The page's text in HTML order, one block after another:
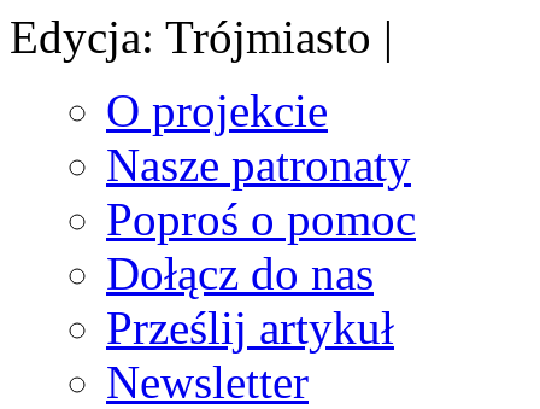
Edycja: Trójmiasto |
O projekcie
Nasze patronaty
Poproś o pomoc
Dołącz do nas
Prześlij artykuł
Newsletter